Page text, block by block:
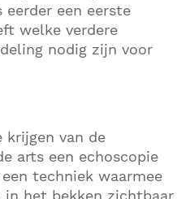
een eerste
welke verdere
nodig zijn voor
krijgen van de
arts een echoscopie
techniek waarmee
in het bekken zichtbaar